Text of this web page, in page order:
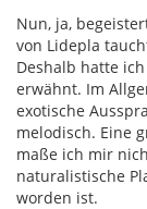
Nun, ja,
von Lidepla
Deshalb hatte
erwähnt. Im
exotische
melodisch. Eine
maße ich mir
naturalistische
worden ist.